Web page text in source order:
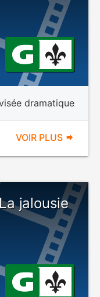
dramatique
VOIR PLUS
jalousie